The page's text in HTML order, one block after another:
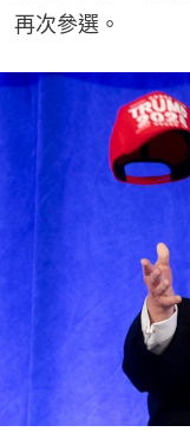
再次參選。